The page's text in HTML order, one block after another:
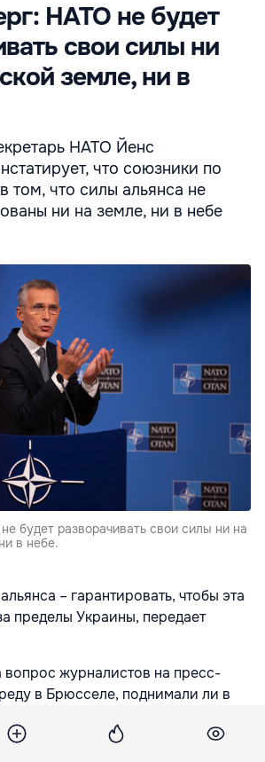
НАТО не будет
свои силы ни
земле, ни в
НАТО Йенс
что союзники по
том, что силы альянса не
ни на земле, ни в небе
будет разворачивать свои силы ни на
в небе.
– гарантировать, чтобы эта
пределы Украины, передает
вопрос журналистов на пресс-
в Брюсселе, поднимали ли в
совета на уровне министров